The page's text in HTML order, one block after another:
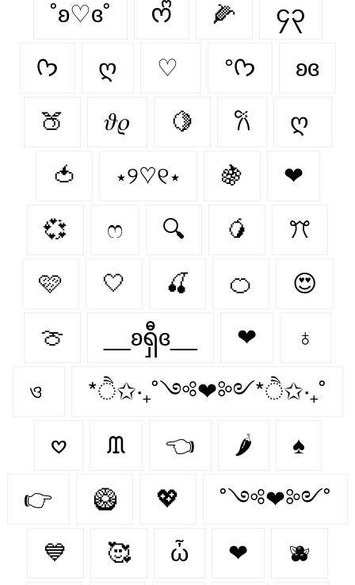
˚ʚ♡ɞ˚ ᰔᩚ 🌽 ၄၃
ᡣ𐭩 ღ ♡ °ᡣ𐭩 ʚɞ
🍑 𝜗𝜚 🍋 𐙚 ღ
🍅 ⋆୨♡୧⋆ 🍇 ❤︎
💞 ෆ 🔍 🥭 ꔫ
🩷 🤍 🍒 🍊 😍
🍈 __ʚရှီɞ__ ❤ ♁
ও *ੈ✩‧₊˚༺❤︎༻*ੈ✩‧₊˚
𖹭 ᙢ 👈 🌶️ ♠
👉 🥝 💖 ˚༺❤︎༻˚
💙 🥰 ὦ ❤︎‬ 🫐